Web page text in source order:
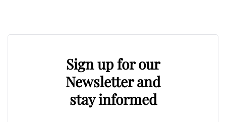
Sign up for our
Newsletter and
stay informed